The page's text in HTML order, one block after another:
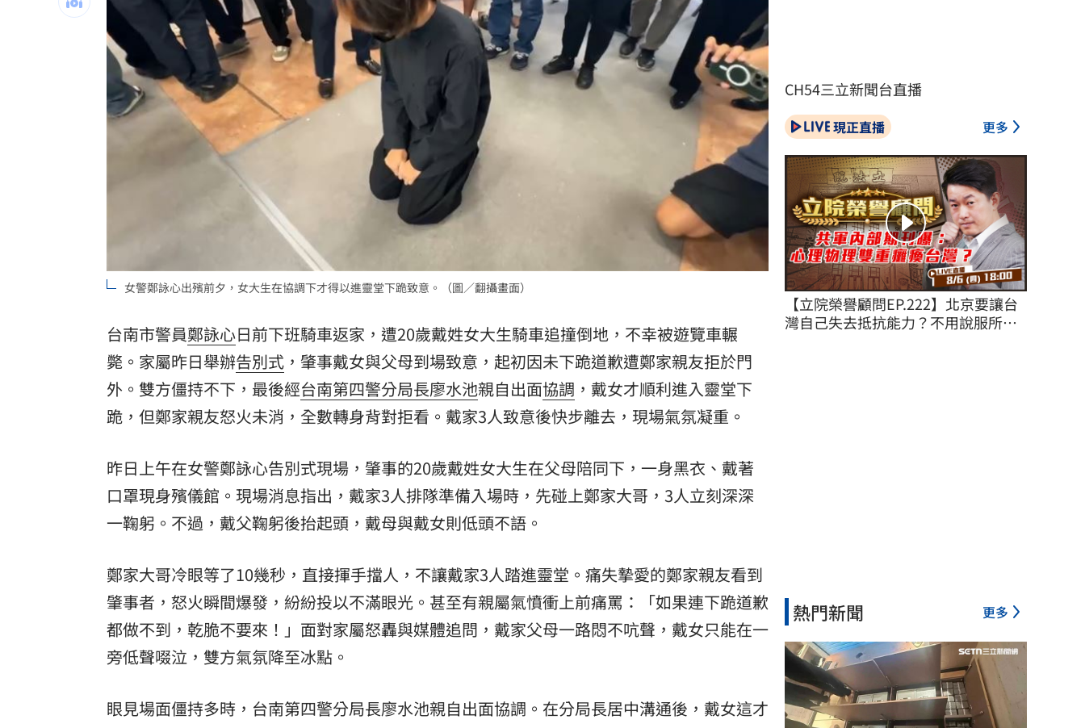
高橋文哉首來台 &TEAM成員K錄影喊話台粉 17:53
股民心碎！外資狠殺7金融「這檔最慘」 17:46
割頸受害少年名公開！家屬捐500萬獎學金 17:45
老婦遭看護餵食「加熱狗糧」 慘冤死家中
台灣彩券開獎直播中
15:27
18:00
市場到酒場料理！可果美蕃茄醬創無限可能 12:00
油品食安事件引關注 挑選保健食品要注意 13:00
罕病博士彭士齊 輪椅上的生命覺醒！ 11:00
酷澎「爸氣父親節」國際官方品牌齊聚 11:00
女警鄭詠心出殯前夕，女大生在協調下才得以進靈堂下跪致意。（圖／翻攝畫面）
台南市警員鄭詠心日前下班騎車返家，遭20歲戴姓女大生騎車追撞倒地，不幸被遊覽車輾
斃。家屬昨日舉辦告別式 ，肇事戴女與父母到場致意，起初因未下跪道歉遭鄭家親友拒於門
外。雙方僵持不下，最後經台南第四警分局長廖水池親自出面協調 ，戴女才順利進入靈堂下
跪，但鄭家親友怒火未消，全數轉身背對拒看。戴家3人致意後快步離去，現場氣氛凝重。
昨日上午在女警鄭詠心告別式現場，肇事的20歲戴姓女大生在父母陪同下，一身黑衣、戴著
口罩現身殯儀館。現場消息指出，戴家3人排隊準備入場時，先碰上鄭家大哥，3人立刻深深
一鞠躬。不過，戴父鞠躬後抬起頭，戴母與戴女則低頭不語。
鄭家大哥冷眼等了10幾秒，直接揮手擋人，不讓戴家3人踏進靈堂。痛失摯愛的鄭家親友看到
肇事者，怒火瞬間爆發，紛紛投以不滿眼光。甚至有親屬氣憤衝上前痛罵：「如果連下跪道歉
都做不到，乾脆不要來！」面對家屬怒轟與媒體追問，戴家父母一路悶不吭聲，戴女只能在一
旁低聲啜泣，雙方氣氛降至冰點。
眼見場面僵持多時，台南第四警分局長廖水池親自出面協調。在分局長居中溝通後，戴女這才
CH54三立新聞台直播
現正直播 更多
【立院榮譽顧問EP.222】北京要讓台
灣自己失去抵抗能力？不用說服所有
熱門新聞 更多